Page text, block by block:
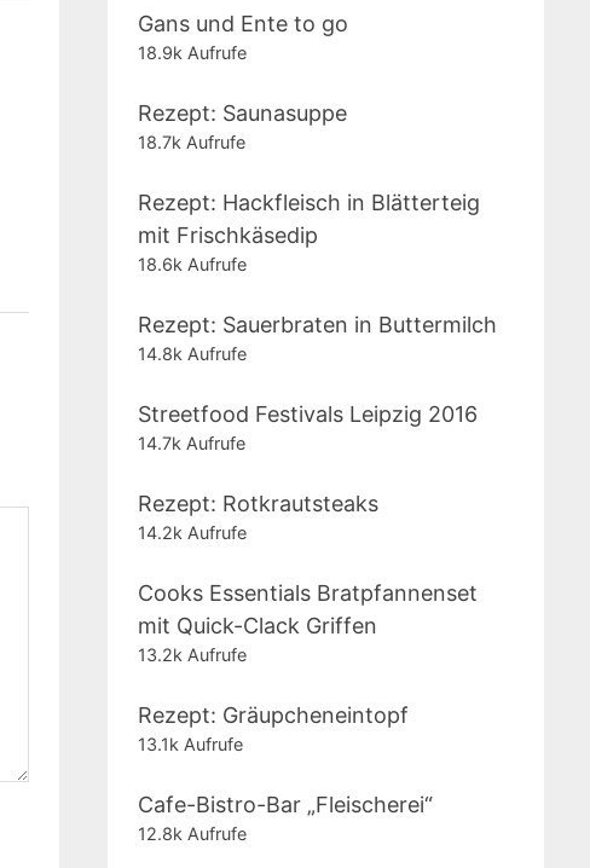
Gans und Ente to go
18.9k Aufrufe
Rezept: Saunasuppe
18.7k Aufrufe
Rezept: Hackfleisch in Blätterteig
mit Frischkäsedip
18.6k Aufrufe
Rezept: Sauerbraten in Buttermilch
14.8k Aufrufe
Streetfood Festivals Leipzig 2016
14.7k Aufrufe
Rezept: Rotkrautsteaks
14.2k Aufrufe
Cooks Essentials Bratpfannenset
mit Quick-Clack Griffen
13.2k Aufrufe
Rezept: Gräupcheneintopf
13.1k Aufrufe
Cafe-Bistro-Bar „Fleischerei“
12.8k Aufrufe